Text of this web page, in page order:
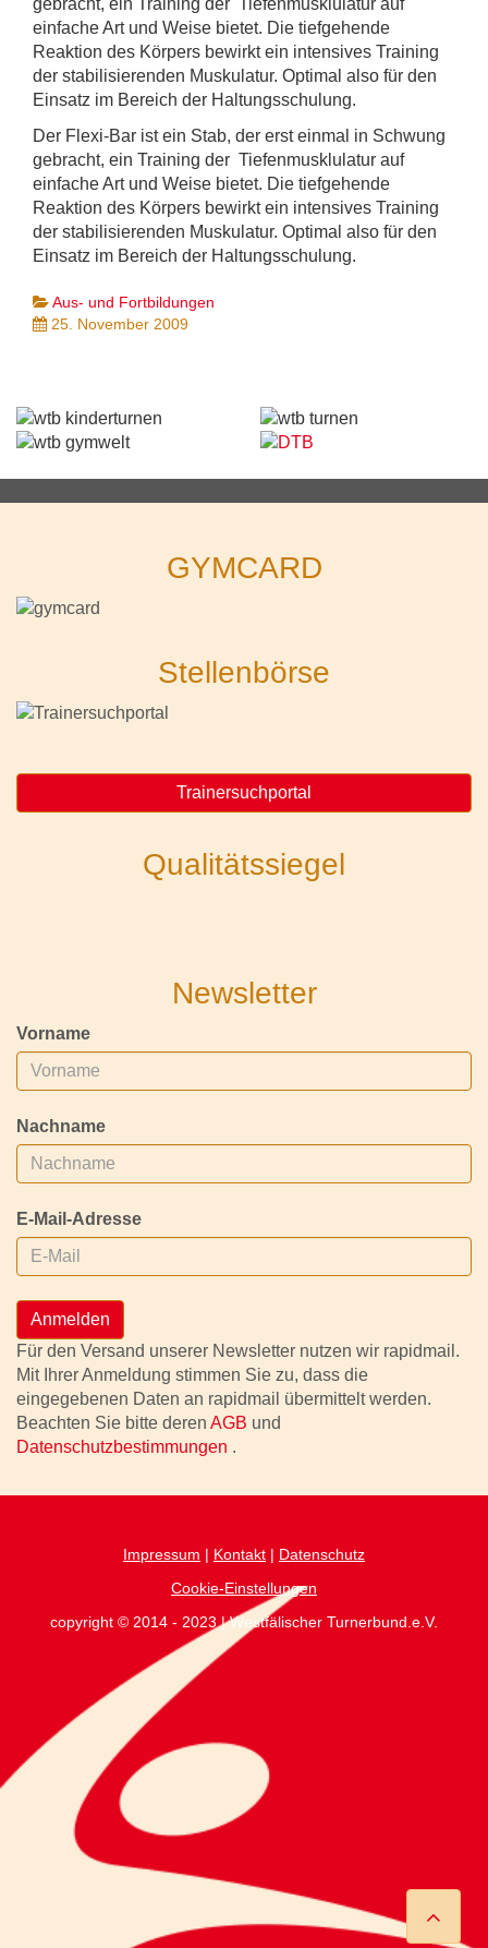
einfache Art und Weise bietet. Die tiefgehende
Reaktion des Körpers bewirkt ein intensives Training
der stabilisierenden Muskulatur. Optimal also für den
Einsatz im Bereich der Haltungsschulung.
Der Flexi-Bar ist ein Stab, der erst einmal in Schwung
gebracht, ein Training der Tiefenmusklulatur auf
einfache Art und Weise bietet. Die tiefgehende
Reaktion des Körpers bewirkt ein intensives Training
der stabilisierenden Muskulatur. Optimal also für den
Einsatz im Bereich der Haltungsschulung.
Aus- und Fortbildungen
25. November 2009
GYMCARD
Stellenbörse
Trainersuchportal
Qualitätssiegel
Newsletter
Vorname
Nachname
E-Mail-Adresse
Anmelden
Für den Versand unserer Newsletter nutzen wir rapidmail.
Mit Ihrer Anmeldung stimmen Sie zu, dass die
eingegebenen Daten an rapidmail übermittelt werden.
Beachten Sie bitte deren AGB und
Datenschutzbestimmungen .
Impressum | Kontakt | Datenschutz
Cookie-Einstellungen
copyright © 2014 - 2023 | Westfälischer Turnerbund.e.V.